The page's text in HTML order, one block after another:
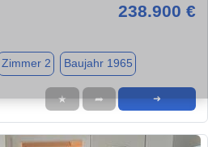
238.900 €
Zimmer 2 Baujahr 1965
★ ➦ ➜